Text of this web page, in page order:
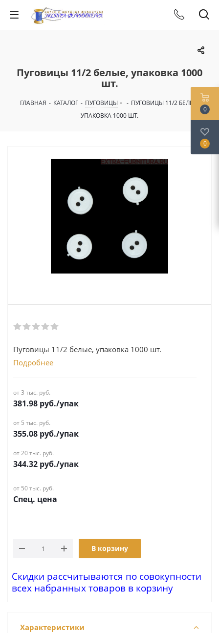
Пуговицы 11/2 белые, упаковка 1000
шт.
ГЛАВНАЯ - КАТАЛОГ - ПУГОВИЦЫ - ПУГОВИЦЫ 11/2 БЕЛЫЕ,
УПАКОВКА 1000 ШТ.
Пуговицы 11/2 белые, упаковка 1000 шт.
Подробнее
от 3 тыс. руб.
381.98 руб./упак
от 5 тыс. руб.
355.08 руб./упак
от 20 тыс. руб.
344.32 руб./упак
от 50 тыс. руб.
Спец. цена
В корзину
Скидки рассчитываются по совокупности
всех набранных товаров в корзину
Характеристики
0
0